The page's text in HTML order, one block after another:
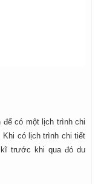
có một lịch trình chi
Khi có lịch trình chi tiết
trước khi qua đó du